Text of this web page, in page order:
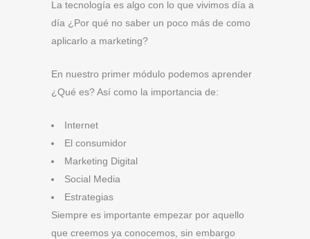
La tecnología es algo con lo que vivimos día a
día ¿Por qué no saber un poco más de como
aplicarlo a marketing?
En nuestro primer módulo podemos aprender
¿Qué es? Así como la importancia de:
Internet
El consumidor
Marketing Digital
Social Media
Estrategias
Siempre es importante empezar por aquello
que creemos ya conocemos, sin embargo